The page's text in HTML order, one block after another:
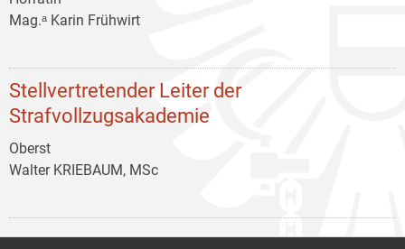
Mag.ᵃ Karin Frühwirt
Stellvertretender Leiter der
Strafvollzugsakademie
Oberst
Walter KRIEBAUM, MSc